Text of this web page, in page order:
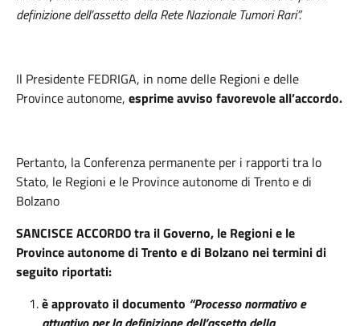
definizione dell’assetto della Rete Nazionale Tumori Rari”.
Il Presidente FEDRIGA, in nome delle Regioni e delle
Province autonome, esprime avviso favorevole all’accordo.
Pertanto, la Conferenza permanente per i rapporti tra lo
Stato, le Regioni e le Province autonome di Trento e di
Bolzano
SANCISCE ACCORDOtra il Governo, le Regioni e le
Province autonome di Trento e di Bolzano nei termini di
seguito riportati:
è approvato il documento “Processo normativo e